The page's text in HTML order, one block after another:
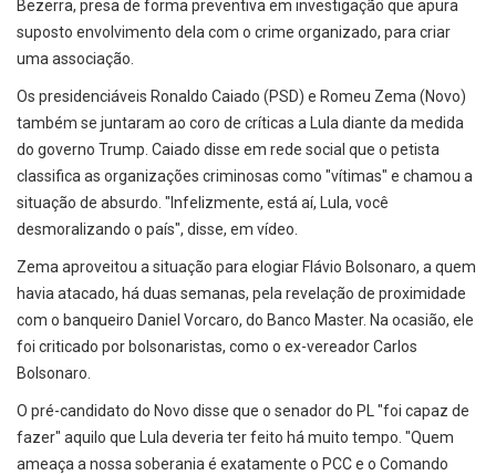
Bezerra, presa de forma preventiva em investigação que apura
suposto envolvimento dela com o crime organizado, para criar
uma associação.
Os presidenciáveis Ronaldo Caiado (PSD) e Romeu Zema (Novo)
também se juntaram ao coro de críticas a Lula diante da medida
do governo Trump. Caiado disse em rede social que o petista
classifica as organizações criminosas como "vítimas" e chamou a
situação de absurdo. "Infelizmente, está aí, Lula, você
desmoralizando o país", disse, em vídeo.
Zema aproveitou a situação para elogiar Flávio Bolsonaro, a quem
havia atacado, há duas semanas, pela revelação de proximidade
com o banqueiro Daniel Vorcaro, do Banco Master. Na ocasião, ele
foi criticado por bolsonaristas, como o ex-vereador Carlos
Bolsonaro.
O pré-candidato do Novo disse que o senador do PL "foi capaz de
fazer" aquilo que Lula deveria ter feito há muito tempo. "Quem
ameaça a nossa soberania é exatamente o PCC e o Comando